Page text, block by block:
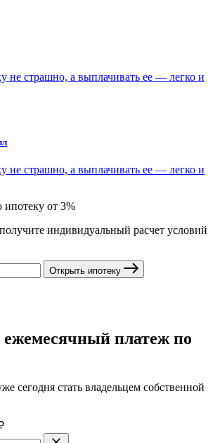
не страшно, а выплачивать ее — легко и
не страшно, а выплачивать ее — легко и
от 3%
индивидуальный расчет условий
Открыть ипотеку
ежемесячный платеж по
сегодня стать владельцем собственной